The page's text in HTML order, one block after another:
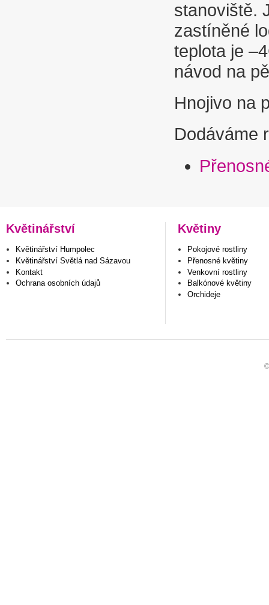
stanoviště.
zastíněné
teplota je
návod na
Hnojivo na
Dodáváme
Květinářství
Květinářství Humpolec
Květinářství Světlá nad Sázavou
Kontakt
Ochrana osobních údajů
Květiny
Pokojové rostliny
Přenosné květiny
Venkovní rostliny
Balkónové květiny
Orchideje